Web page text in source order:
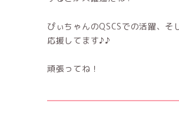
ぴぃちゃんのQSCSでの活躍、そ
応援してます♪♪
頑張ってね！